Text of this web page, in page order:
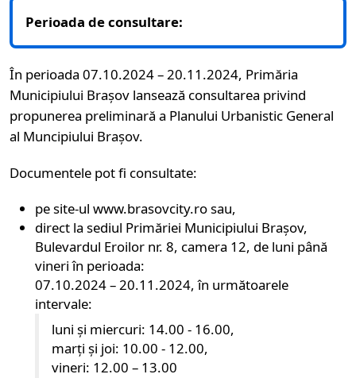
Perioada de consultare:
În perioada 07.10.2024 – 20.11.2024, Primăria
Municipiului Brașov lansează consultarea privind
propunerea preliminară a Planului Urbanistic General
al Muncipiului Brașov.
Documentele pot fi consultate:
pe site-ul www.brasovcity.ro sau,
direct la sediul Primăriei Municipiului Brașov,
Bulevardul Eroilor nr. 8, camera 12, de luni până
vineri în perioada:
07.10.2024 – 20.11.2024, în următoarele
intervale:
luni și miercuri: 14.00 - 16.00,
marți și joi: 10.00 - 12.00,
vineri: 12.00 – 13.00